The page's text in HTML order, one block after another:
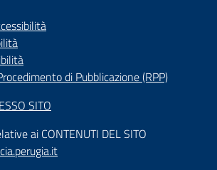
di Pubblicazione (RPP)
SITO
ai CONTENUTI DEL SITO